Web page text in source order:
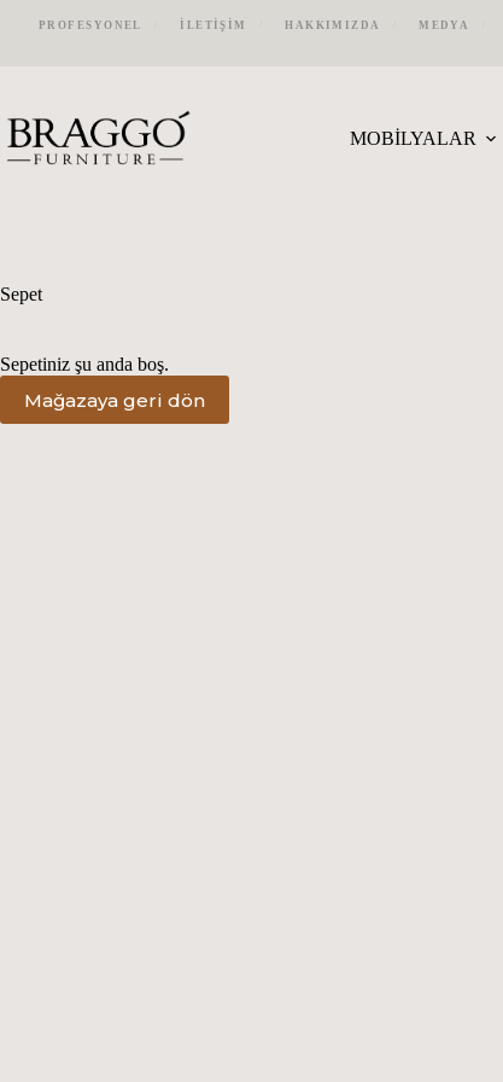
PROFESYONEL İLETİŞİM HAKKIMIZDA MEDYA
MOBİLYALAR
Sepet
Sepetiniz şu anda boş.
Mağazaya geri dön